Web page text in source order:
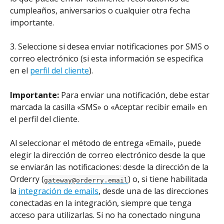
cumpleaños, aniversarios o cualquier otra fecha
importante.
3. Seleccione si desea enviar notificaciones por SMS o
correo electrónico (si esta información se especifica
en el perfil del cliente).
Importante: Para enviar una notificación, debe estar
marcada la casilla «SMS» o «Aceptar recibir email» en
el perfil del cliente.
Al seleccionar el método de entrega «Email», puede
elegir la dirección de correo electrónico desde la que
se enviarán las notificaciones: desde la dirección de la
Orderry (gateway@orderry.email ) o, si tiene habilitada
la integración de emails, desde una de las direcciones
conectadas en la integración, siempre que tenga
acceso para utilizarlas. Si no ha conectado ninguna